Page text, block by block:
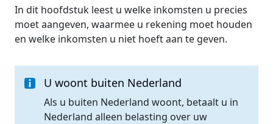
In dit hoofdstuk leest u welke inkomsten u precies
moet aangeven, waarmee u rekening moet houden
en welke inkomsten u niet hoeft aan te geven.
U woont buiten Nederland
Als u buiten Nederland woont, betaalt u in
Nederland alleen belasting over uw